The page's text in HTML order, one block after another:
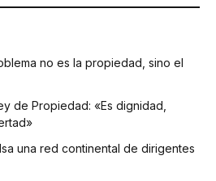
no es la propiedad, sino el
de Propiedad: «Es dignidad,
una red continental de dirigentes